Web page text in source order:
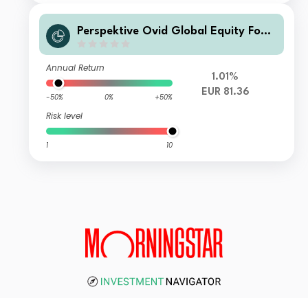
Perspektive Ovid Global Equity Fond
Annual Return
-50% 0% +50%
Risk level
1 10
1.01%
EUR 81.36